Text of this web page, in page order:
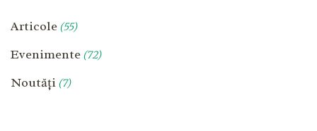
Articole (55)
Evenimente (72)
Noutăți (7)